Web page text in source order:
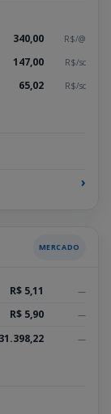
340,00 R$/@
147,00 R$/sc
65,02 R$/sc
›
MERCADO
R$ 5,11 —
R$ 5,90 —
—